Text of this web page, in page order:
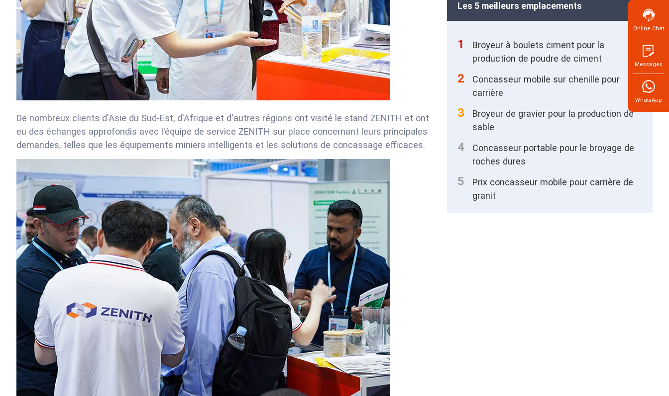
De nombreux clients d'Asie du Sud-Est, d'Afrique et d'autres régions ont visité le stand ZENITH et ont
eu des échanges approfondis avec l'équipe de service ZENITH sur place concernant leurs principales
demandes, telles que les équipements miniers intelligents et les solutions de concassage efficaces.
Les 5 meilleurs emplacements
1
Broyeur à boulets ciment pour la
production de poudre de ciment
2
Concasseur mobile sur chenille pour
carrière
3
Broyeur de gravier pour la production de
sable
4
Concasseur portable pour le broyage de
roches dures
5
Prix concasseur mobile pour carrière de
granit
Online Chat
Messages
WhatsApp